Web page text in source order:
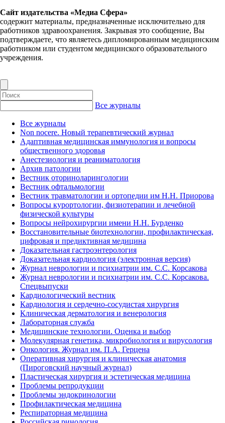
Сайт издательства «Медиа Сфера»
содержит материалы, предназначенные исключительно для
работников здравоохранения. Закрывая это сообщение, Вы
подтверждаете, что являетесь дипломированным медицинским
работником или студентом медицинского образовательного
учреждения.
Все журналы
Все журналы
Non nocere. Новый терапевтический журнал
Адаптивная медицинская иммунология и вопросы
общественного здоровья
Анестезиология и реаниматология
Архив патологии
Вестник оториноларингологии
Вестник офтальмологии
Вестник травматологии и ортопедии им Н.Н. Приорова
Вопросы курортологии, физиотерапии и лечебной
физической культуры
Вопросы нейрохирургии имени Н.Н. Бурденко
Восстановительные биотехнологии, профилактическая,
цифровая и предиктивная медицина
Доказательная гастроэнтерология
Доказательная кардиология (электронная версия)
Журнал неврологии и психиатрии им. С.С. Корсакова
Журнал неврологии и психиатрии им. С.С. Корсакова.
Спецвыпуски
Кардиологический вестник
Кардиология и сердечно-сосудистая хирургия
Клиническая дерматология и венерология
Лабораторная служба
Медицинские технологии. Оценка и выбор
Молекулярная генетика, микробиология и вирусология
Онкология. Журнал им. П.А. Герцена
Оперативная хирургия и клиническая анатомия
(Пироговский научный журнал)
Пластическая хирургия и эстетическая медицина
Проблемы репродукции
Проблемы эндокринологии
Профилактическая медицина
Респираторная медицина